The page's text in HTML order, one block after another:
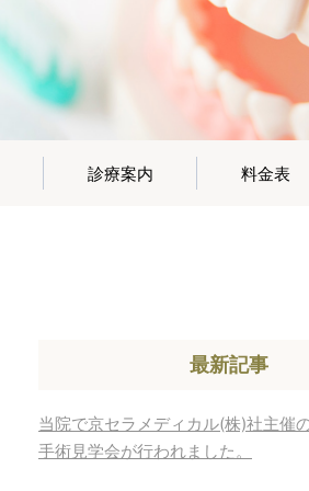
診療案内 料金表
最新記事
当院で京セラメディカル(株)社主催
手術見学会が行われました。